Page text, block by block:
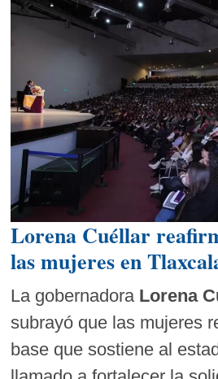
Lorena Cuéllar
las mujeres en
La gobernadora Lorena
subrayó que las mujeres
base que sostiene al